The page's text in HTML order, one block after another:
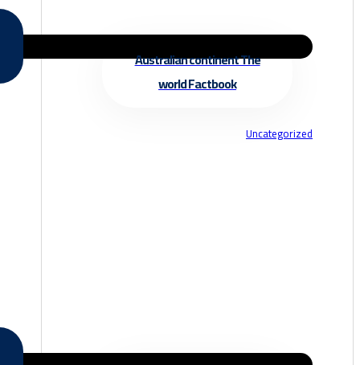
Australian continent The
world Factbook
Uncategorized